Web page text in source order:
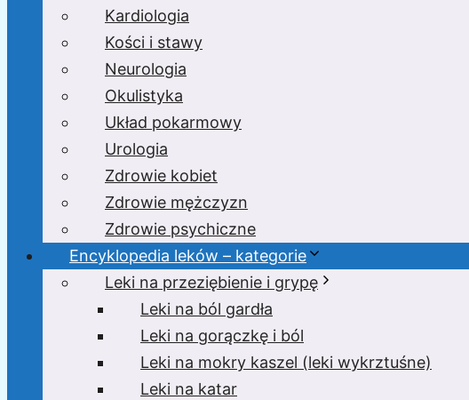
Kardiologia
Kości i stawy
Neurologia
Okulistyka
Układ pokarmowy
Urologia
Zdrowie kobiet
Zdrowie mężczyzn
Zdrowie psychiczne
Encyklopedia leków – kategorie
Leki na przeziębienie i grypę
Leki na ból gardła
Leki na gorączkę i ból
Leki na mokry kaszel (leki wykrztuśne)
Leki na katar